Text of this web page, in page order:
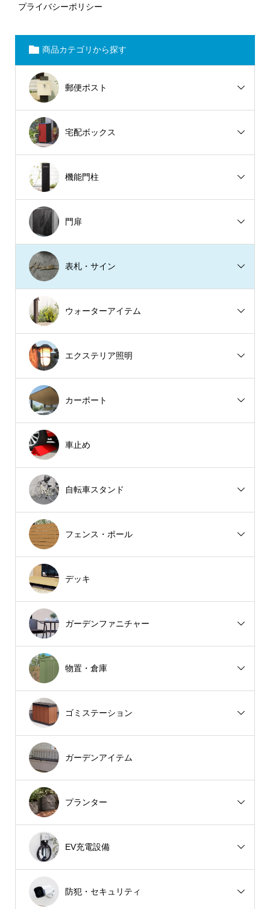
プライバシーポリシー
商品カテゴリから探す
郵便ポスト
宅配ボックス
機能門柱
門扉
表札・サイン
ウォーターアイテム
エクステリア照明
カーポート
車止め
自転車スタンド
フェンス・ポール
デッキ
ガーデンファニチャー
物置・倉庫
ゴミステーション
ガーデンアイテム
プランター
EV充電設備
防犯・セキュリティ